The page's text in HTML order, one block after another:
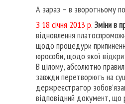
А зараз – в зворотньому
З 18 січня 2013 р. Зміни в
відновлення
щодо процедури
юрособи, щодо якої
В цілому, абсолютно
завжди перетворють на
держреєстратор
відповідний документ,